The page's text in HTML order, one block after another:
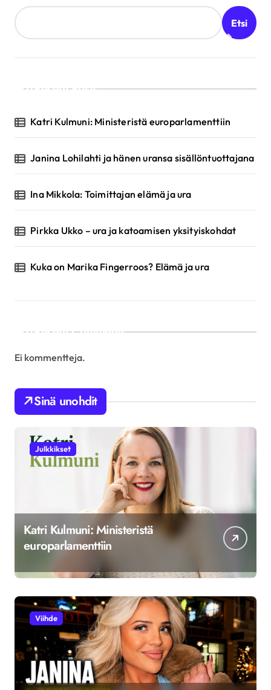
Etsi
Recent Posts
Katri Kulmuni: Ministeristä europarlamenttiin
Janina Lohilahti ja hänen uransa sisällöntuottajana
Ina Mikkola: Toimittajan elämä ja ura
Pirkka Ukko – ura ja katoamisen yksityiskohdat
Kuka on Marika Fingerroos? Elämä ja ura
Recent Comments
Ei kommentteja.
Sinä unohdit
Julkkikset
Katri Kulmuni: Ministeristä
europarlamenttiin
Viihde